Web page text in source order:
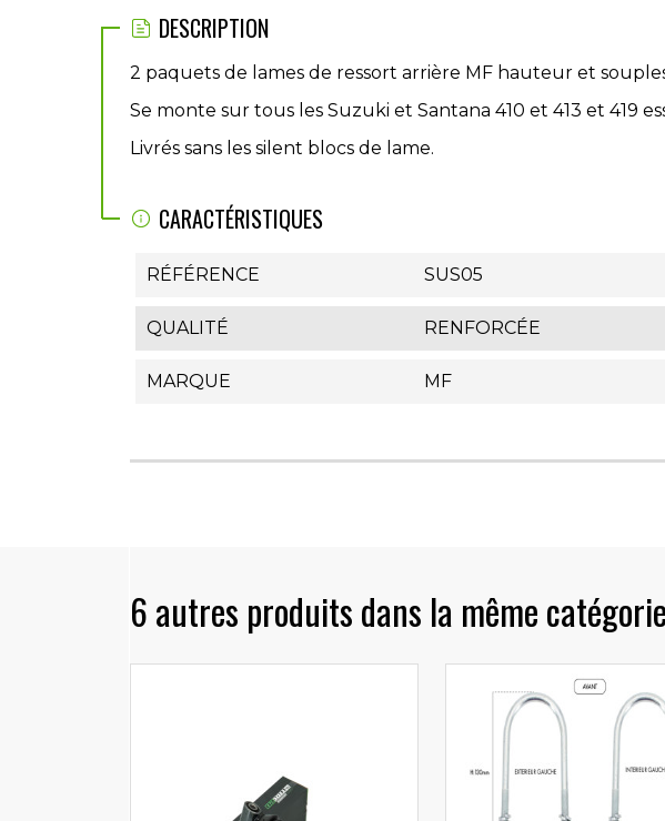
DESCRIPTION
2 paquets de lames de ressort arrière MF hauteur et
Se monte sur tous les Suzuki et Santana 410 et 413 et 419
Livrés sans les silent blocs de lame.
CARACTÉRISTIQUES
RÉFÉRENCE SUS05
QUALITÉ RENFORCÉE
MARQUE MF
6 autres produits dans la même